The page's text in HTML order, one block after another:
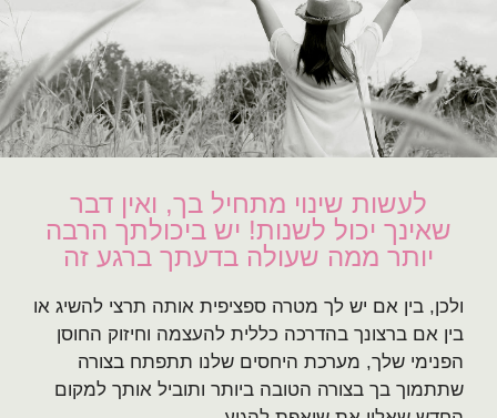
לעשות שינוי מתחיל בך, ואין דבר
שאינך יכול לשנות! יש ביכולתך הרבה
יותר ממה שעולה בדעתך ברגע זה
ולכן, בין אם יש לך מטרה ספציפית אותה תרצי להשיג או
בין אם ברצונך בהדרכה כללית להעצמה וחיזוק החוסן
הפנימי שלך, מערכת היחסים שלנו תתפתח בצורה
שתתמוך בך בצורה הטובה ביותר ותוביל אותך למקום